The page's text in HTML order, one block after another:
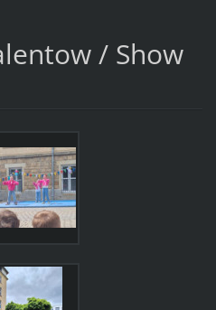
/ Show